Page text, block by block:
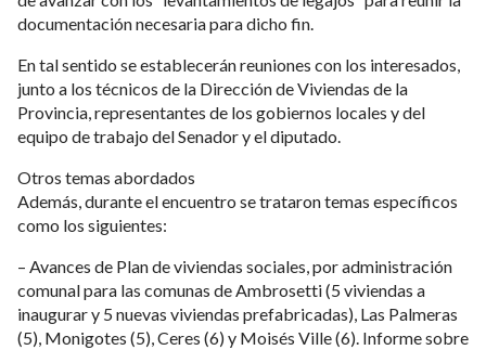
documentación necesaria para dicho fin.
En tal sentido se establecerán reuniones con los interesados,
junto a los técnicos de la Dirección de Viviendas de la
Provincia, representantes de los gobiernos locales y del
equipo de trabajo del Senador y el diputado.
Otros temas abordados
Además, durante el encuentro se trataron temas específicos
como los siguientes:
– Avances de Plan de viviendas sociales, por administración
comunal para las comunas de Ambrosetti (5 viviendas a
inaugurar y 5 nuevas viviendas prefabricadas), Las Palmeras
(5), Monigotes (5), Ceres (6) y Moisés Ville (6). Informe sobre